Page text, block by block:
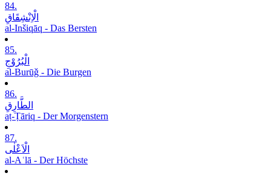
84.
الْاِنْشِقَاقِ
al-Inšiqāq - Das Bersten
85.
الْبُرُوْجِ
al-Burūǧ - Die Burgen
86.
الطَّارِقِ
aṭ-Ṭāriq - Der Morgenstern
87.
الْاَعْلٰی
al-Aʿlā - Der Höchste